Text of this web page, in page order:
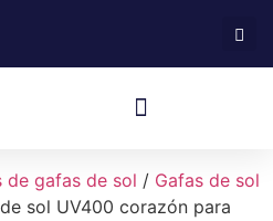
de gafas de sol / Gafas de sol
sol UV400 corazón para